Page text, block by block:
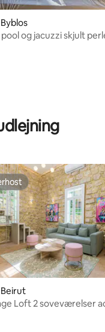
pool og jacuzzi skjult
Beirut
Loft 2 soveværelser